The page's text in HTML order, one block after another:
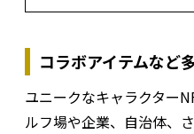
コラボアイテムなど
ユニークなキャラクター
ルフ場や企業、自治体、